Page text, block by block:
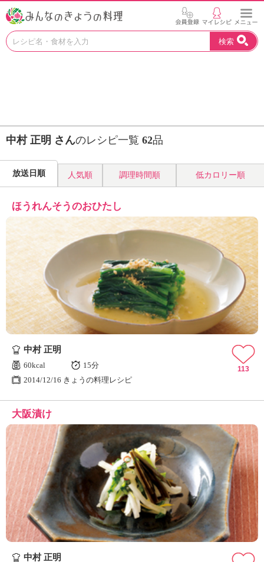
お
見
つ
よ
う
H
K
ュ
ケ
ー
シ
ョ
ナ
ん
の
ょ
う
の
料
理
」
検索
中村 正明 さんのレシピ一覧 62品
放送日順 人気順 調理時間順 低カロリー順
ほうれんそうのおひたし
中村 正明
60kcal
15分
2014/12/16 きょうの料理レシピ
113
大阪漬け
中村 正明